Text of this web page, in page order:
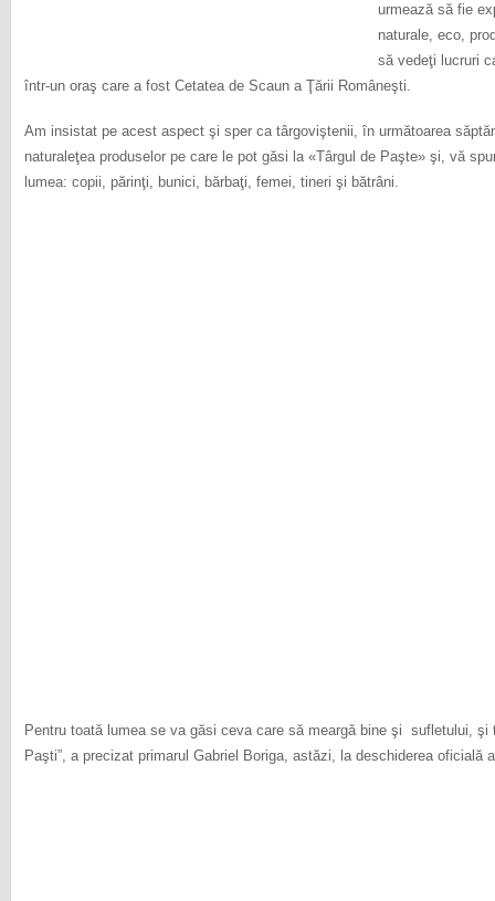
urmează să fie
naturale, eco,
să vedeţi lucruri
într-un oraş care a fost Cetatea de Scaun a Ţării Româneşti.
Am insistat pe acest aspect şi sper ca târgoviştenii, în următoarea
naturaleţea produselor pe care le pot găsi la «Târgul de Paşte» şi, vă
lumea: copii, părinţi, bunici, bărbaţi, femei, tineri şi bătrâni.
Pentru toată lumea se va găsi ceva care să meargă bine şi sufletului,
Paşti”, a precizat primarul Gabriel Boriga, astăzi, la deschiderea oficială